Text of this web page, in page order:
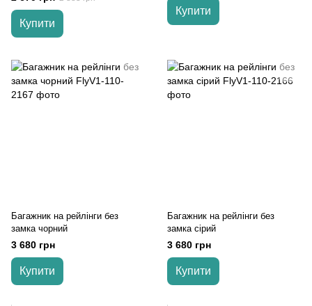
Купити
Купити
Багажник на рейлінги без
замка чорний
3 680 грн
Купити
Багажник на рейлінги без
замка сірий
3 680 грн
Купити